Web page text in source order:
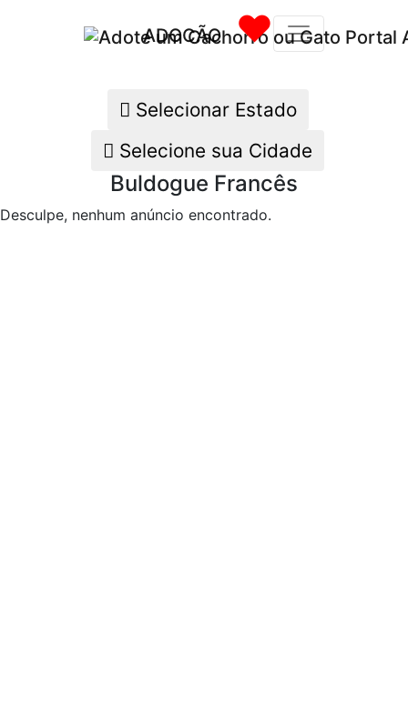
ADOCÃO ❤
Selecionar Estado
Selecione sua Cidade
Buldogue Francês
Desculpe, nenhum anúncio encontrado.